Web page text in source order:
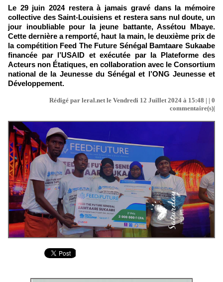
Le 29 juin 2024 restera à jamais gravé dans la mémoire
collective des Saint-Louisiens et restera sans nul doute, un
jour inoubliable pour la jeune battante, Assétou Mbaye.
Cette dernière a remporté, haut la main, le deuxième prix de
la compétition Feed The Future Sénégal Bamtaare Sukaabe
financée par l’USAID et exécutée par la Plateforme des
Acteurs non Étatiques, en collaboration avec le Consortium
national de la Jeunesse du Sénégal et l’ONG Jeunesse et
Développement.
Rédigé par leral.net le Vendredi 12 Juillet 2024 à 15:48 | | 0
commentaire(s)|